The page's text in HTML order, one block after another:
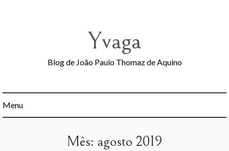
Yvaga
Blog de João Paulo Thomaz de Aquino
Menu
Mês: agosto 2019